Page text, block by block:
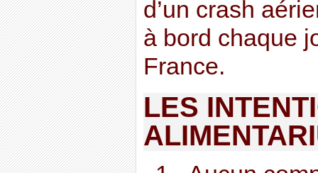
d’un crash
à bord chaque
France.
LES